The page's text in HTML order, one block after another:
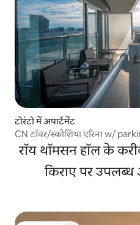
टोरंटो में अपार्टमेंट
CN टॉवर/स्कोशिया एरिना w/
रॉय थॉमसन हॉल के
किराए पर